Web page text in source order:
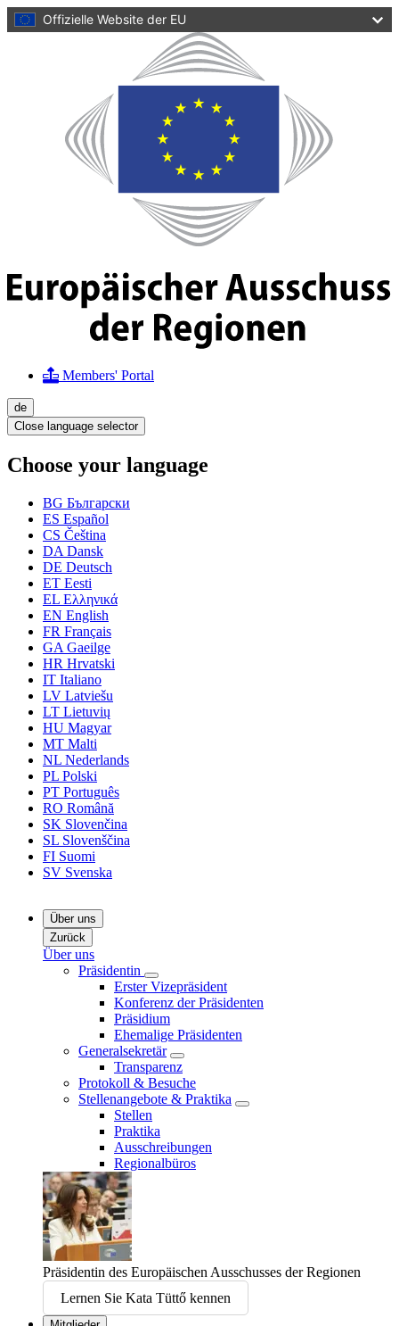
zum
Inhalt Offizielle Website der EU
Members' Portal
de
Close language selector
Choose your language
BG Български
ES Español
CS Čeština
DA Dansk
DE Deutsch
ET Eesti
EL Ελληνικά
EN English
FR Français
GA Gaeilge
HR Hrvatski
IT Italiano
LV Latviešu
LT Lietuvių
HU Magyar
MT Malti
NL Nederlands
PL Polski
PT Português
RO Română
SK Slovenčina
SL Slovenščina
FI Suomi
SV Svenska
Über uns
Zurück
Über uns
Präsidentin
Erster Vizepräsident
Konferenz der Präsidenten
Präsidium
Ehemalige Präsidenten
Generalsekretär
Transparenz
Protokoll & Besuche
Stellenangebote & Praktika
Stellen
Praktika
Ausschreibungen
Regionalbüros
Präsidentin des Europäischen Ausschusses der Regionen
Lernen Sie Kata Tüttő kennen